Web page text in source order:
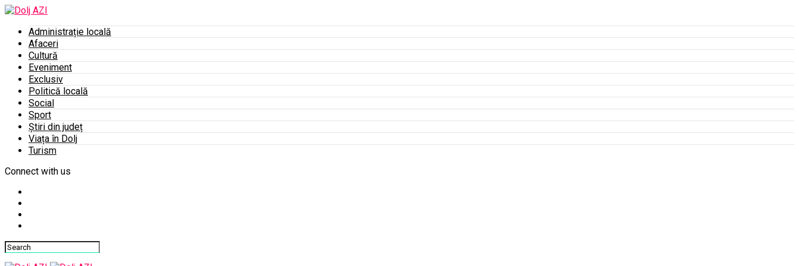
Administrație locală
Afaceri
Cultură
Eveniment
Exclusiv
Politică locală
Social
Sport
Știri din județ
Viața în Dolj
Turism
Connect with us